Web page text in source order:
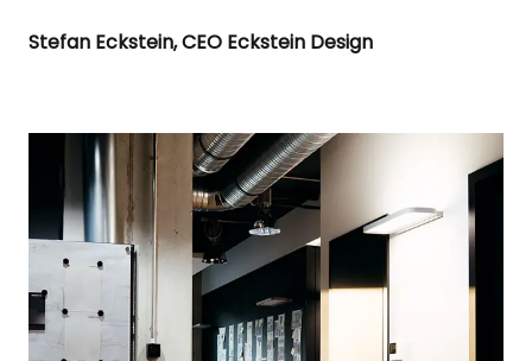
Stefan Eckstein, CEO Eckstein Design